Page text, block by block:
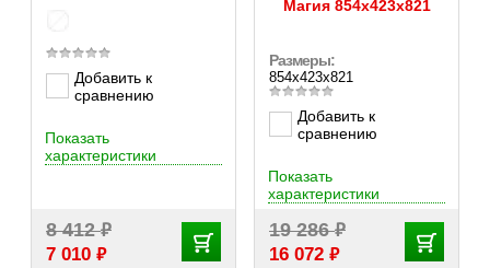
Добавить к
сравнению
8 412₽
7 010 ₽
Показать
характеристики
Магия 854х423х821
Размеры:
854х423х821
Добавить к
сравнению
19 286₽
16 072 ₽
Показать
характеристики